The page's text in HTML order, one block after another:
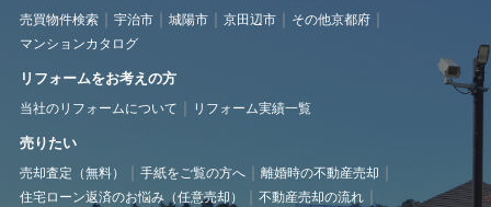
売買物件検索 宇治市 城陽市 京田辺市
その他京都府
マンションカタログ
リフォームをお考えの方
当社のリフォームについて リフォーム実績一覧
売りたい
売却査定（無料） 手紙をご覧の方へ
離婚時の不動産売却
住宅ローン返済のお悩み（任意売却）
不動産売却の流れ